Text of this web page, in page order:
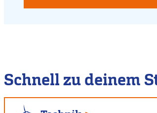
Schnell zu deinem